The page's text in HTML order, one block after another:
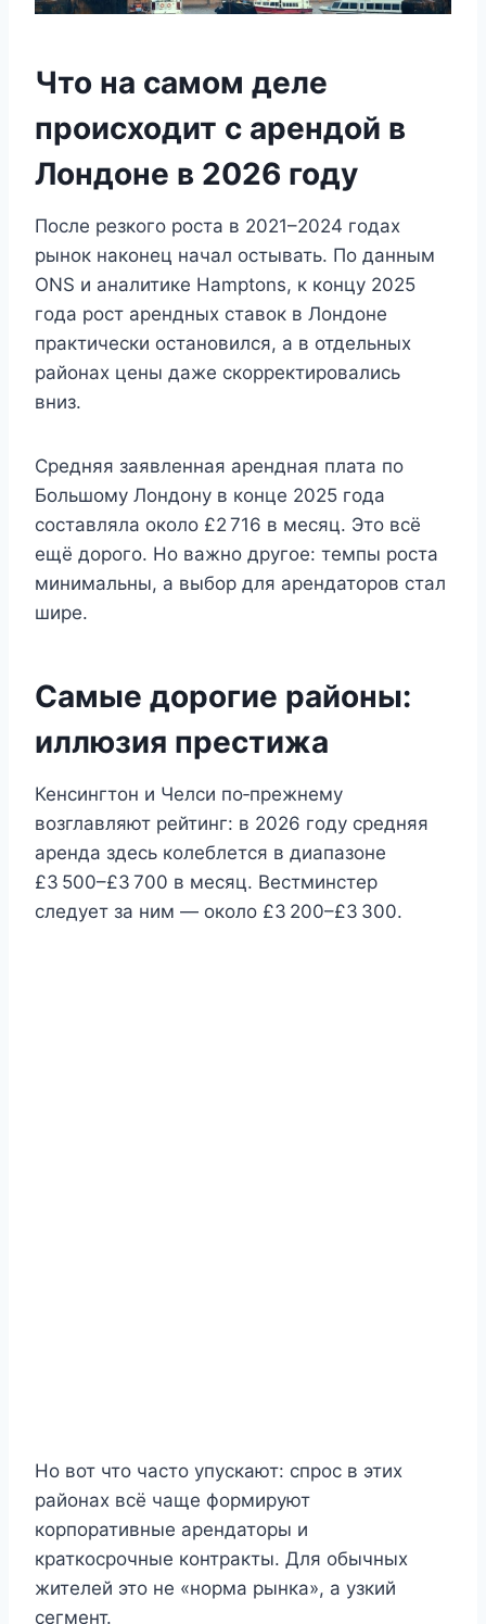
Что на самом деле
происходит с арендой в
Лондоне в 2026 году
После резкого роста в 2021–2024 годах
рынок наконец начал остывать. По данным
ONS и аналитике Hamptons, к концу 2025
года рост арендных ставок в Лондоне
практически остановился, а в отдельных
районах цены даже скорректировались
вниз.
Средняя заявленная арендная плата по
Большому Лондону в конце 2025 года
составляла около £2 716 в месяц. Это всё
ещё дорого. Но важно другое: темпы роста
минимальны, а выбор для арендаторов стал
шире.
Самые дорогие районы:
иллюзия престижа
Кенсингтон и Челси по‑прежнему
возглавляют рейтинг: в 2026 году средняя
аренда здесь колеблется в диапазоне
£3 500–£3 700 в месяц. Вестминстер
следует за ним — около £3 200–£3 300.
Но вот что часто упускают: спрос в этих
районах всё чаще формируют
корпоративные арендаторы и
краткосрочные контракты. Для обычных
жителей это не «норма рынка», а узкий
сегмент.